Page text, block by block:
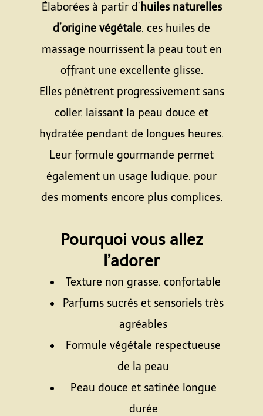
Élaborées à partir d’ huiles naturelles
d’origine végétale, ces huiles de
massage nourrissent la peau tout en
offrant une excellente glisse.
Elles pénètrent progressivement sans
coller, laissant la peau douce et
hydratée pendant de longues heures.
Leur formule gourmande permet
également un usage ludique, pour
des moments encore plus complices.
Pourquoi vous allez
l’adorer
Texture non grasse, confortable
Parfums sucrés et sensoriels très
agréables
Formule végétale respectueuse
de la peau
Peau douce et satinée longue
durée